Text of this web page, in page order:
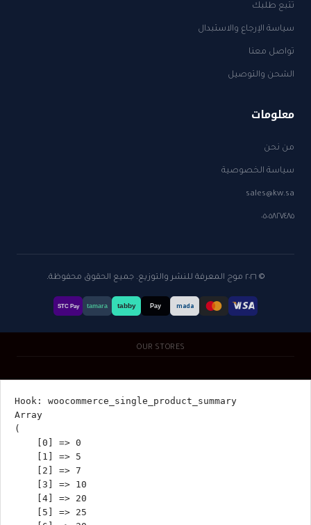
تتبع طلبك
سياسة الإرجاع والاستبدال
تواصل معنا
الشحن والتوصيل
معلومات
من نحن
سياسة الخصوصية
sales@kw.sa
٠٥٠٥٨٢٧٤٨٥
© ٢٠٢٦ موج المعرفة للنشر والتوزيع. جميع الحقوق محفوظة.
mada
Pay
tabby
tamara
STC Pay
OUR STORES
Hook: woocommerce_single_product_summary
Array
(
    [0] => 0
    [1] => 5
    [2] => 7
    [3] => 10
    [4] => 20
    [5] => 25